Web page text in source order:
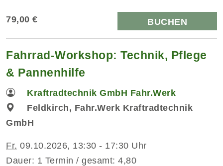
79,00 € BUCHEN
Fahrrad-Workshop: Technik, Pflege
& Pannenhilfe
Kraftradtechnik GmbH Fahr.Werk
Feldkirch, Fahr.Werk Kraftradtechnik
GmbH
Fr. 09.10.2026, 13:30 - 17:30 Uhr
Dauer: 1 Termin / gesamt: 4,80